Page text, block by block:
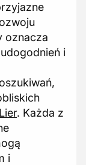
oznacza
i
Lier. Każda z
i